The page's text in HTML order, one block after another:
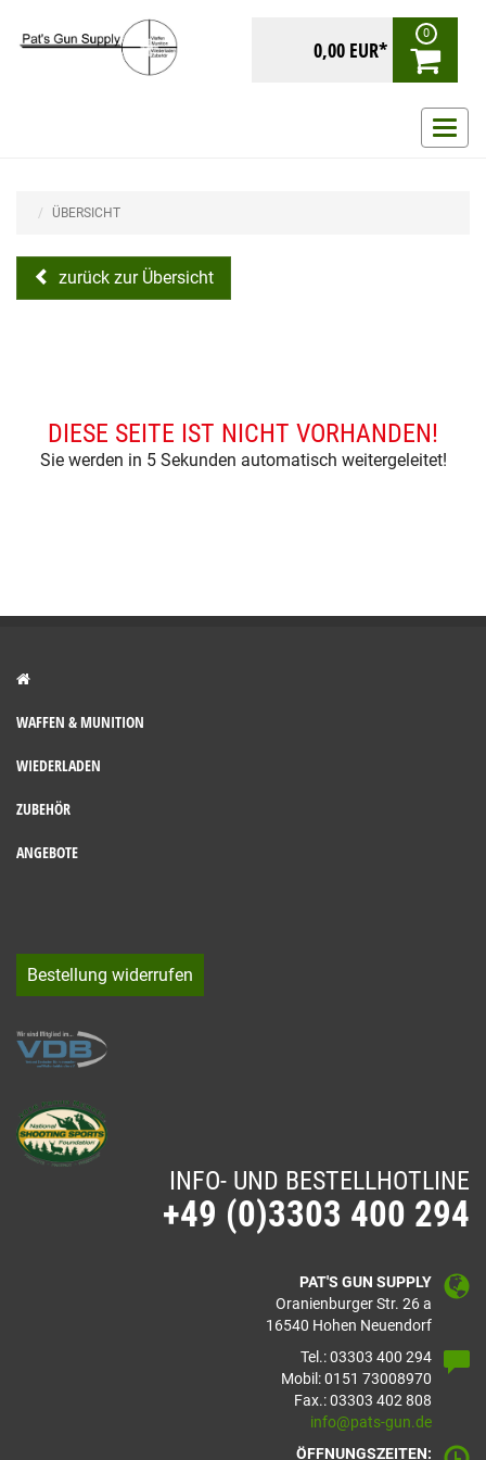
0,00 EUR*
0
ein-/
ÜBERSICHT
zurück zur Übersicht
DIESE SEITE IST NICHT VORHANDEN!
Sie werden in 5 Sekunden automatisch weitergeleitet!
WAFFEN & MUNITION
WIEDERLADEN
ZUBEHÖR
ANGEBOTE
Bestellung widerrufen
INFO- UND BESTELLHOTLINE
+49 (0)3303 400 294
PAT'S GUN SUPPLY
Oranienburger Str. 26 a
16540 Hohen Neuendorf
Tel.: 03303 400 294
Mobil: 0151 73008970
Fax.: 03303 402 808
info@pats-gun.de
ÖFFNUNGSZEITEN: